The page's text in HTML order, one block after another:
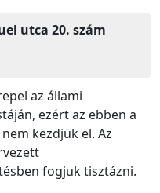
utca 20. szám
az állami
ezért az ebben a
kezdjük el. Az
fogjuk tisztázni.